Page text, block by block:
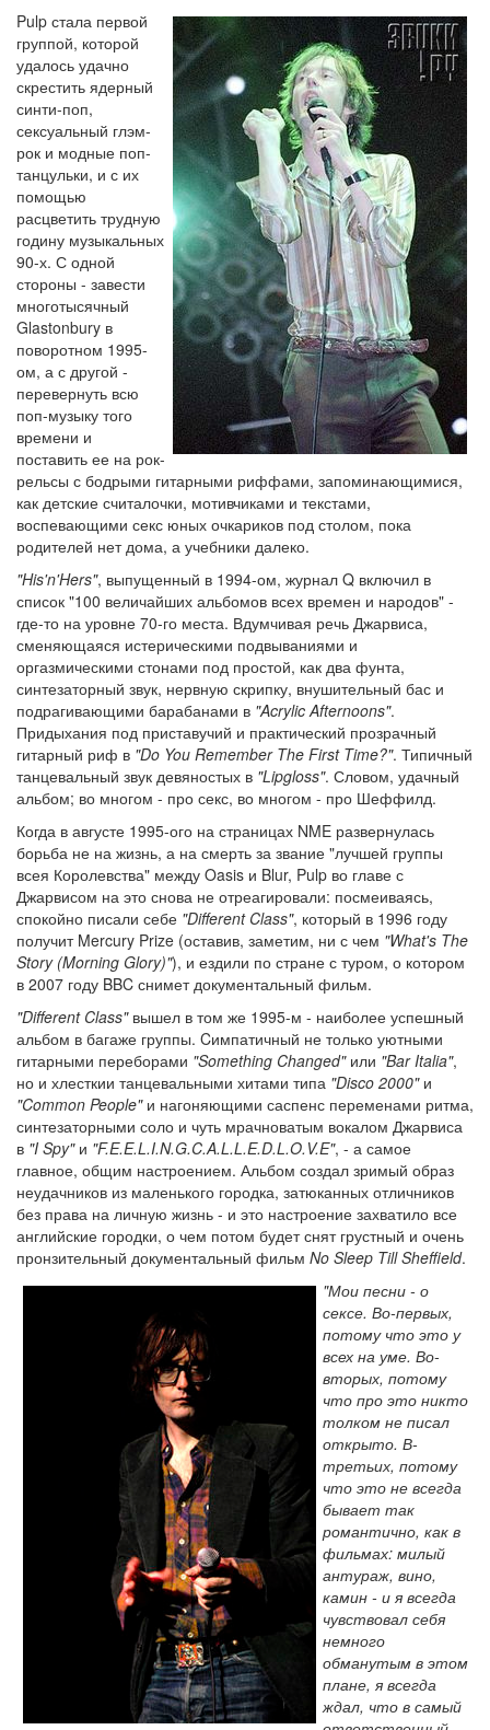
Pulp стала первой
группой, которой
удалось удачно
скрестить ядерный
синти-поп,
сексуальный глэм-
рок и модные поп-
танцульки, и с их
помощью
расцветить трудную
годину музыкальных
90-х. С одной
стороны - завести
многотысячный
Glastonbury в
поворотном 1995-
ом, а с другой -
перевернуть всю
поп-музыку того
времени и
поставить ее на рок-
рельсы с бодрыми гитарными риффами, запоминающимися,
как детские считалочки, мотивчиками и текстами,
воспевающими секс юных очкариков под столом, пока
родителей нет дома, а учебники далеко.
"His'n'Hers", выпущенный в 1994-ом, журнал Q включил в
список "100 величайших альбомов всех времен и народов" -
где-то на уровне 70-го места. Вдумчивая речь Джарвиса,
сменяющаяся истерическими подвываниями и
оргазмическими стонами под простой, как два фунта,
синтезаторный звук, нервную скрипку, внушительный бас и
подрагивающими барабанами в "Acrylic Afternoons".
Придыхания под приставучий и практический прозрачный
гитарный риф в "Do You Remember The First Time?". Типичный
танцевальный звук девяностых в "Lipgloss". Словом, удачный
альбом; во многом - про секс, во многом - про Шеффилд.
Когда в августе 1995-ого на страницах NME развернулась
борьба не на жизнь, а на смерть за звание "лучшей группы
всея Королевства" между Oasis и Blur, Pulp во главе с
Джарвисом на это снова не отреагировали: посмеиваясь,
спокойно писали себе "Different Class", который в 1996 году
получит Mercury Prize (оставив, заметим, ни с чем "What's The
Story (Morning Glory)"), и ездили по стране с туром, о котором
в 2007 году BBC снимет документальный фильм.
"Different Class"вышел в том же 1995-м - наиболее успешный
альбом в багаже группы. Cимпатичный не только уютными
гитарными переборами "Something Changed"или "Bar Italia",
но и хлесткии танцевальными хитами типа "Disco 2000"и
"Common People"и нагоняющими саспенс переменами ритма,
синтезаторными соло и чуть мрачноватым вокалом Джарвиса
в "I Spy"и "F.E.E.L.I.N.G.C.A.L.L.E.D.L.O.V.E", - а самое
главное, общим настроением. Альбом создал зримый образ
неудачников из маленького городка, затюканных отличников
без права на личную жизнь - и это настроение захватило все
английские городки, о чем потом будет снят грустный и очень
пронзительный документальный фильм No Sleep Till Sheffield.
"Мои песни - о
сексе. Во-первых,
потому что это у
всех на уме. Во-
вторых, потому
что про это никто
толком не писал
открыто. В-
третьих, потому
что это не всегда
бывает так
романтично, как в
фильмах: милый
антураж, вино,
камин - и я всегда
чувствовал себя
немного
обманутым в этом
плане, я всегда
ждал, что в самый